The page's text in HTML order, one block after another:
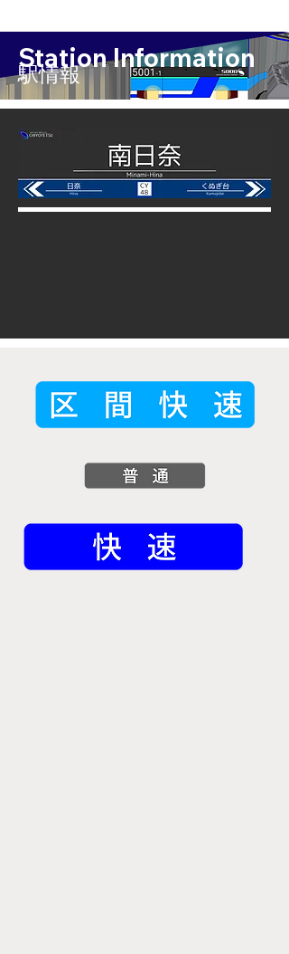
Station Information
​駅情報